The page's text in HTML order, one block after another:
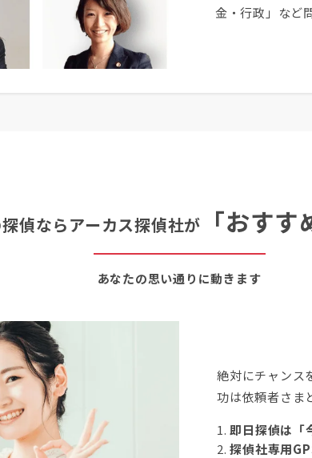
金・行政」など
偵ならアーカス探偵社が 「おすす
あなたの思い通りに動きます
絶対にチャンス
功は依頼者さま
即日探偵は「
探偵社専用